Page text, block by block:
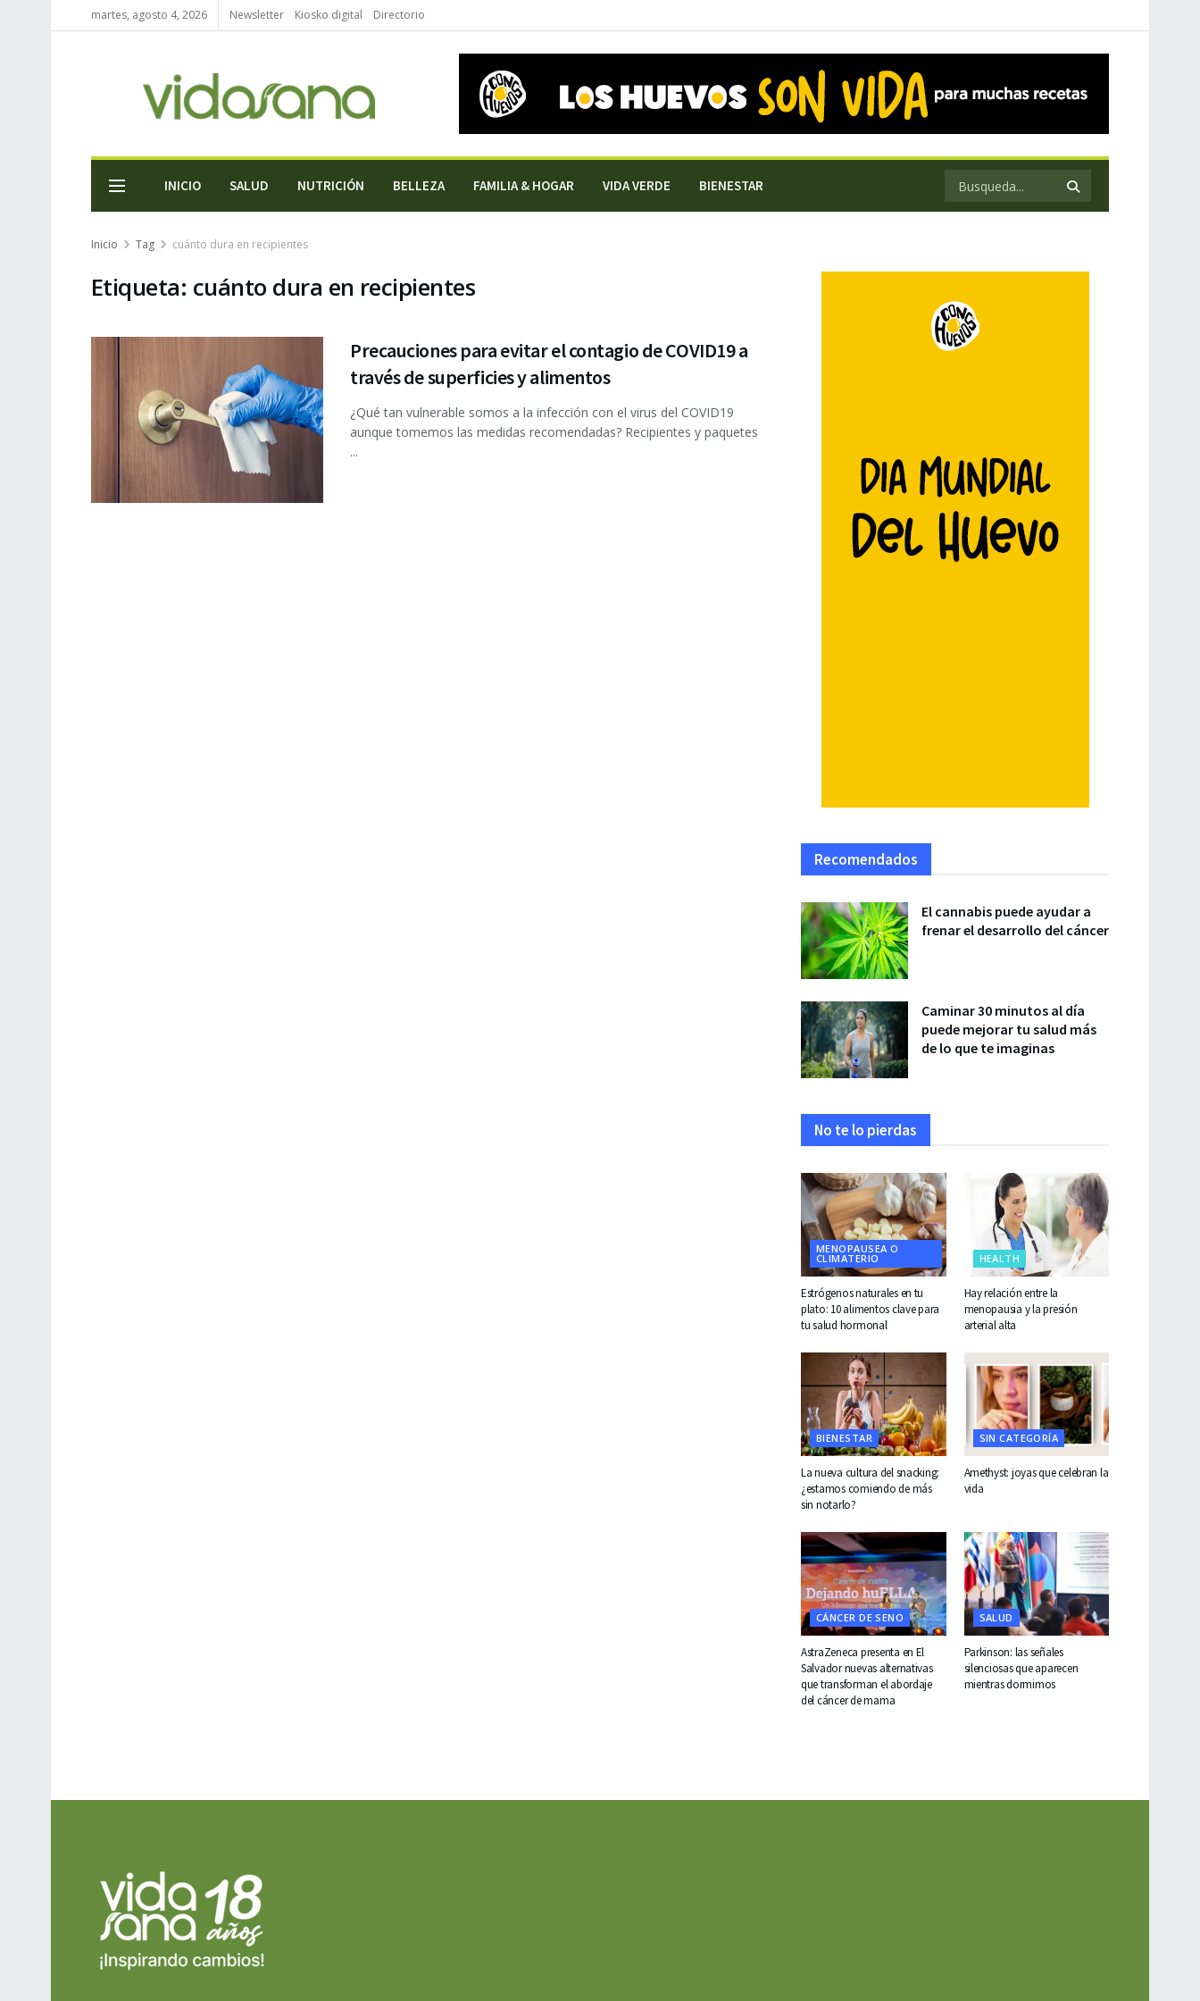
martes, agosto 4, 2026 Newsletter Kiosko digital Directorio
INICIO SALUD NUTRICIÓN BELLEZA FAMILIA & HOGAR VIDA VERDE BIENESTAR
Inicio Tag cuánto dura en recipientes
Etiqueta: cuánto dura en recipientes
Precauciones para evitar el contagio de COVID19 a
través de superficies y alimentos
¿Qué tan vulnerable somos a la infección con el virus del COVID19
aunque tomemos las medidas recomendadas? Recipientes y paquetes
...
Recomendados
El cannabis puede ayudar a
frenar el desarrollo del cáncer
Caminar 30 minutos al día
puede mejorar tu salud más
de lo que te imaginas
No te lo pierdas
MENOPAUSEA O
CLIMATERIO
Estrógenos naturales en tu
plato: 10 alimentos clave para
tu salud hormonal
HEALTH
Hay relación entre la
menopausia y la presión
arterial alta
BIENESTAR
La nueva cultura del snacking:
¿estamos comiendo de más
sin notarlo?
SIN CATEGORÍA
Amethyst: joyas que celebran la
vida
CÁNCER DE SENO
AstraZeneca presenta en El
Salvador nuevas alternativas
que transforman el abordaje
del cáncer de mama
SALUD
Parkinson: las señales
silenciosas que aparecen
mientras dormimos